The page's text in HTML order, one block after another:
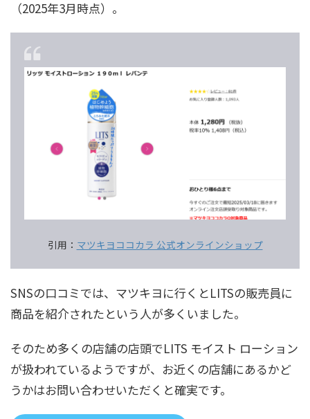
（2025年3月時点）。
引用： マツキヨココカラ 公式オンラインショップ
SNSの口コミでは、マツキヨに行くとLITSの販売員に
商品を紹介されたという人が多くいました。
そのため多くの店舗の店頭でLITS モイスト ローション
が扱われているようですが、お近くの店舗にあるかど
うかはお問い合わせいただくと確実です。